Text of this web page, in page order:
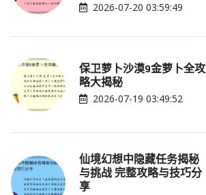
2026-07-20 03:59:49
保卫萝卜沙漠9金萝卜全攻
略大揭秘
2026-07-19 03:49:52
仙境幻想中隐藏任务揭秘
与挑战 完整攻略与技巧分
享